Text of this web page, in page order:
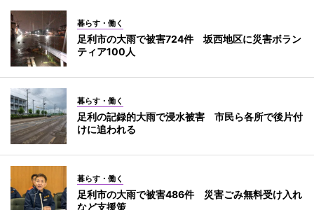
暮らす・働く
足利市の大雨で被害724件 坂西地区に災害ボラン
ティア100人
暮らす・働く
足利の記録的大雨で浸水被害 市民ら各所で後片付
けに追われる
暮らす・働く
足利市の大雨で被害486件 災害ごみ無料受け入れ
など支援策